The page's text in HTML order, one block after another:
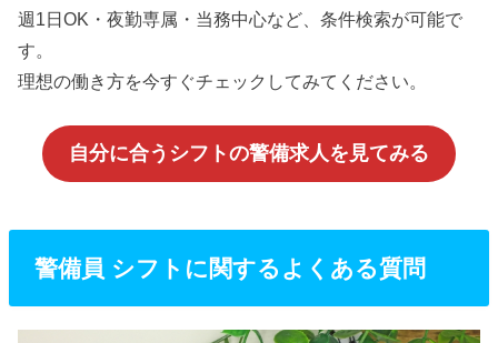
週1日OK・夜勤専属・当務中心など、条件検索が可能で
す。
理想の働き方を今すぐチェックしてみてください。
自分に合うシフトの警備求人を見てみる
警備員 シフトに関するよくある質問